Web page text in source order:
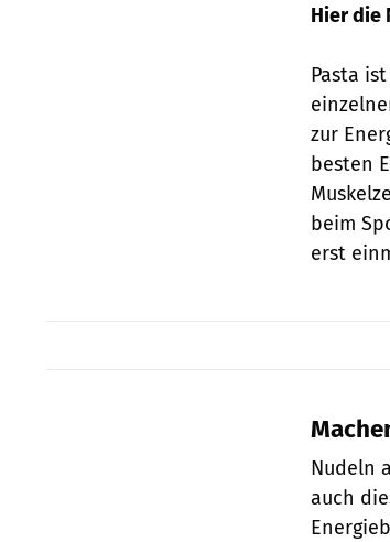
Hier die
Pasta
zur
besten
beim
erst
Nudeln
auch